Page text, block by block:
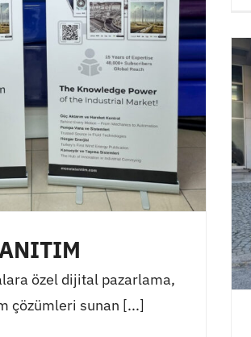
özel dijital pazarlama,
çözümleri sunan [...]